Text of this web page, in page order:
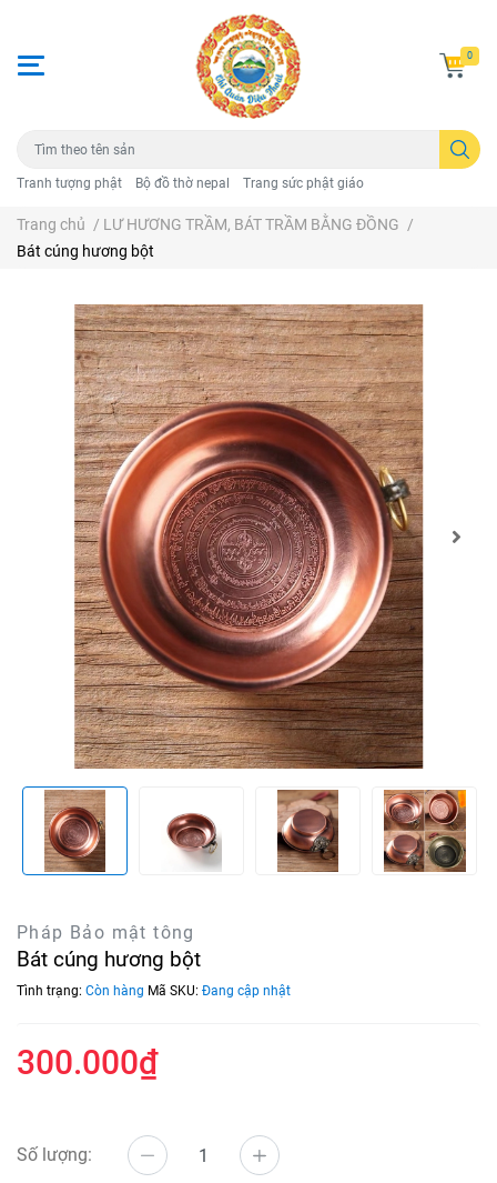
Tranh tượng phật Bộ đồ thờ nepal Trang sức phật giáo
0
Trang chủ / LƯ HƯƠNG TRẦM, BÁT TRẦM BẰNG ĐỒNG /
Bát cúng hương bột
Pháp Bảo mật tông
Bát cúng hương bột
Tình trạng: Còn hàng Mã SKU: Đang cập nhật
300.000₫
Số lượng: